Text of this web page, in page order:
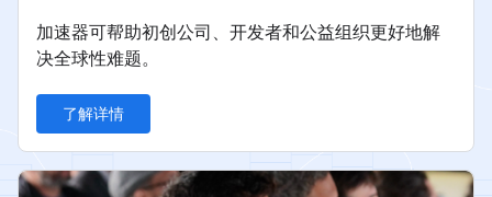
加速器可帮助初创公司、开发者和公益组织更好地解
决全球性难题。
了解详情